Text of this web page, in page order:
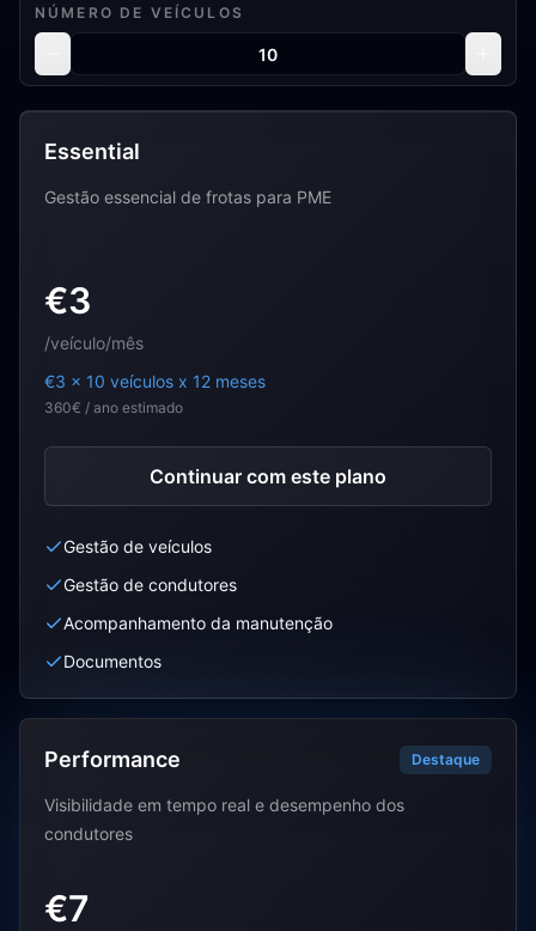
NÚMERO DE VEÍCULOS
Essential
Gestão essencial de frotas para PME
€3
/veículo/mês
€3 x 10 veículos x 12 meses
360€ / ano estimado
Continuar com este plano
Gestão de veículos
Gestão de condutores
Acompanhamento da manutenção
Documentos
Performance Destaque
Visibilidade em tempo real e desempenho dos
condutores
€7